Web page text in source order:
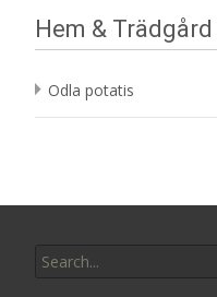
Hem & Trädgård
Odla potatis
for: